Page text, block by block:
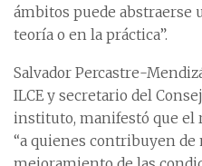
ámbitos puede abstraerse
teoría o en la práctica”.
Salvador Percastre-
ILCE y secretario del
instituto, manifestó que el
“a quienes contribuyen